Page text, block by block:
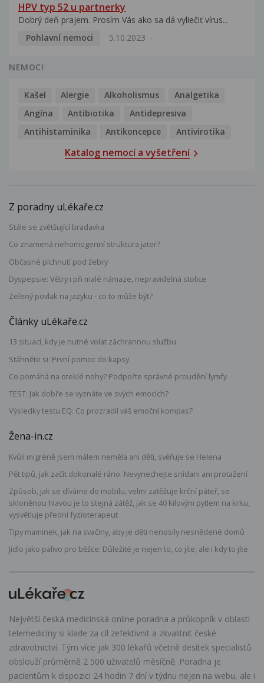
HPV typ 52 u partnerky
Dobrý deň prajem. Prosím Vás ako sa dá vyliečiť vírus...
Pohlavní nemoci
5.10.2023
NEMOCI
Kašel Alergie Alkoholismus
Analgetika
Angína
Antibiotika
Antidepresiva
Antihistaminika
Antikoncepce Antivirotika
Katalog nemocí a vyšetření
Z poradny uLékaře.cz
Stále se zvětšující bradavka
Co znamená nehomogenní struktura jater?
Občasné píchnutí pod žebry
Dyspepsie: Větry i při malé námaze, nepravidelná stolice
Zelený povlak na jazyku - co to může být?
Články uLékaře.cz
13 situací, kdy je nutné volat záchrannou službu
Stáhněte si: První pomoc do kapsy
Co pomáhá na oteklé nohy? Podpořte správné proudění lymfy
TEST: Jak dobře se vyznáte ve svých emocích?
Výsledky testu EQ: Co prozradil váš emoční kompas?
Žena-in.cz
Kvůli migréně jsem málem neměla ani děti, svěřuje se Helena
Pět tipů, jak začít dokonalé ráno. Nevynechejte snídani ani protažení
Způsob, jak se díváme do mobilu, velmi zatěžuje krční páteř, se
skloněnou hlavou je to stejná zátěž, jak se 40 kilovým pytlem na krku,
vysvětluje přední fyzioterapeut
Tipy maminek, jak na svačiny, aby je děti nenosily nesnědené domů
Jídlo jako palivo pro běžce: Důležité je nejen to, co jíte, ale i kdy to jíte
Největší česká medicínská online poradna a průkopník v oblasti
telemedicíny si klade za cíl zefektivnit a zkvalitnit české
zdravotnictví. Tým více jak 300 lékařů včetně desítek specialistů
obslouží průměrně 2 500 uživatelů měsíčně. Poradna je
pacientům k dispozici 24 hodin 7 dní v týdnu nejen na webu, ale i